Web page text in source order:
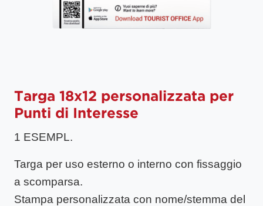
Targa 18x12 personalizzata per
Punti di Interesse
1 ESEMPL.
Targa per uso esterno o interno con fissaggio
a scomparsa.
Stampa personalizzata con nome/stemma del